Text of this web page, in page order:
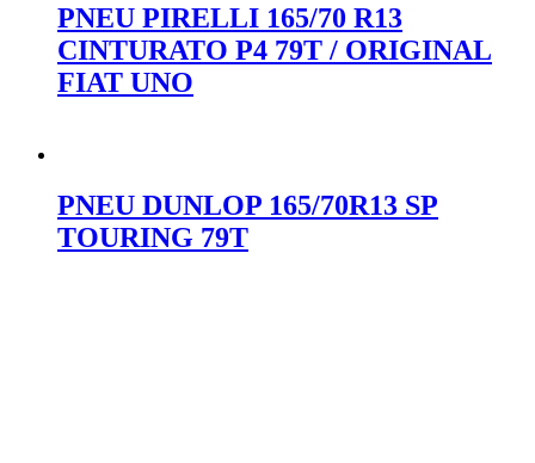
PNEU PIRELLI 165/70 R13
CINTURATO P4 79T / ORIGINAL
FIAT UNO
PNEU DUNLOP 165/70R13 SP
TOURING 79T